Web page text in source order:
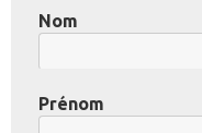
Nom
Prénom